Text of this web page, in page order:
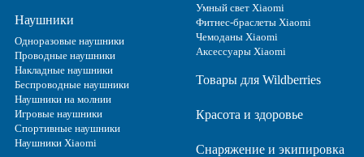
Наушники
Одноразовые наушники
Проводные наушники
Накладные наушники
Беспроводные наушники
Наушники на молнии
Игровые наушники
Спортивные наушники
Наушники Xiaomi
Умный свет Xiaomi
Фитнес-браслеты Xiaomi
Чемоданы Xiaomi
Аксессуары Xiaomi
Товары для Wildberries
Красота и здоровье
Снаряжение и экипировка